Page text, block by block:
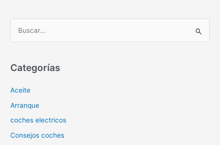
c
r
p
o
Categorías
Aceite
Arranque
coches electricos
Consejos coches